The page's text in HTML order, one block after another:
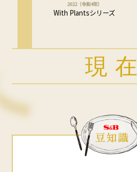
2022（令和4年）
With Plantsシリーズ
現 在